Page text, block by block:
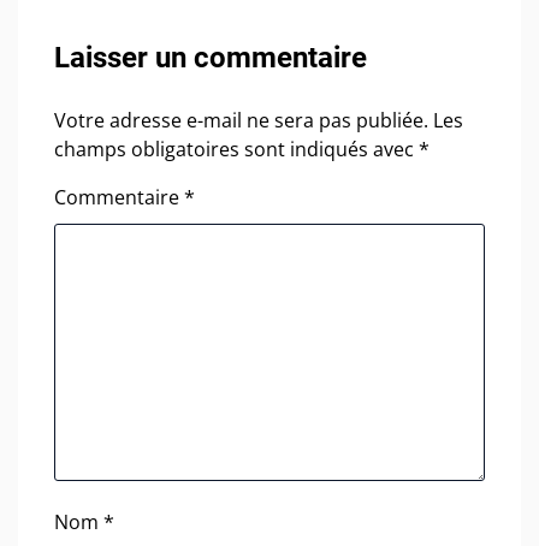
Laisser un commentaire
Votre adresse e-mail ne sera pas publiée. Les
champs obligatoires sont indiqués avec *
Commentaire*
Nom *